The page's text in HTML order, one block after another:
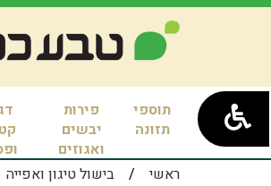
תוספי
תזונה
פירות
יבשים
ואגוזים
ראשי / בישול טיגון ואפייה